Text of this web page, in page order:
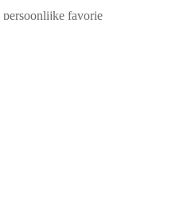
favorie